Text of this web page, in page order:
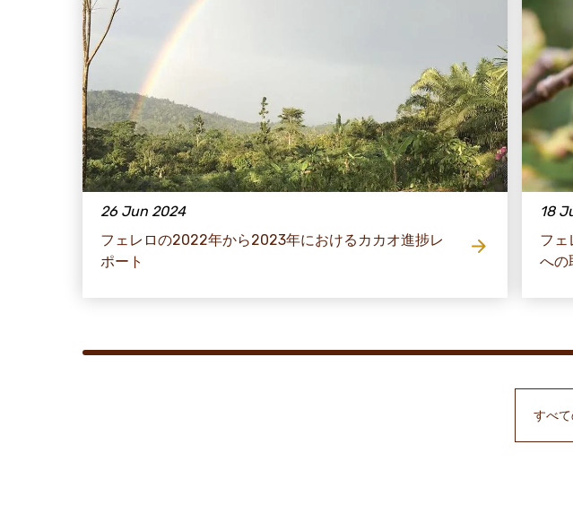
26 Jun 2024
フェレロの2022年から2023年におけるカカオ進捗レ
ポート
18
フェ
への
すべ